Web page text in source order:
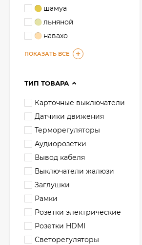
шамуа
льняной
навахо
ПОКАЗАТЬ ВСЕ
ТИП ТОВАРА
Карточные выключатели
Датчики движения
Терморегуляторы
Аудиорозетки
Вывод кабеля
Выключатели жалюзи
Заглушки
Рамки
Розетки электрические
Розетки HDMI
Светорегуляторы